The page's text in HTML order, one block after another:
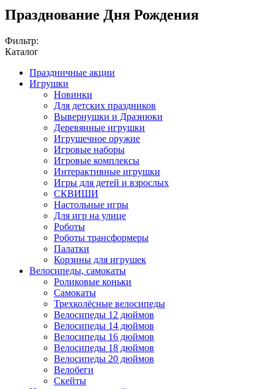
Празднование Дня Рождения
Фильтр:
Каталог
Праздничные акции
Игрушки
Новинки
Для детских праздников
Вывернушки и Дразнюки
Деревянные игрушки
Игрушечное оружие
Игровые наборы
Игровые комплексы
Интерактивные игрушки
Игры для детей и взрослых
СКВИШИ
Настольные игры
Для игр на улице
Роботы
Роботы трансформеры
Палатки
Корзины для игрушек
Велосипеды, самокаты
Роликовые коньки
Самокаты
Трехколёсные велосипеды
Велосипеды 12 дюймов
Велосипеды 14 дюймов
Велосипеды 16 дюймов
Велосипеды 18 дюймов
Велосипеды 20 дюймов
Велобеги
Скейты